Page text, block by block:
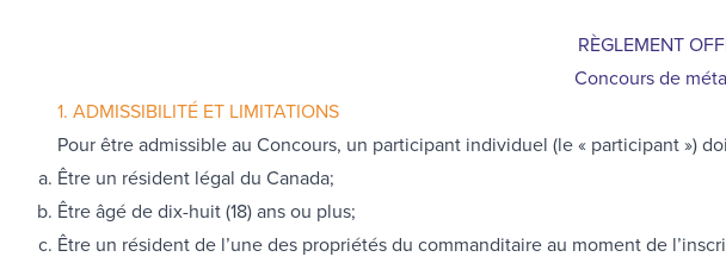
RÈGLEMENT
Concours de
1. ADMISSIBILITÉ ET LIMITATIONS
Pour être admissible au Concours, un participant individuel (le « participant »)
Être un résident légal du Canada;
Être âgé de dix-huit (18) ans ou plus;
Être un résident de l’une des propriétés du commanditaire au moment de